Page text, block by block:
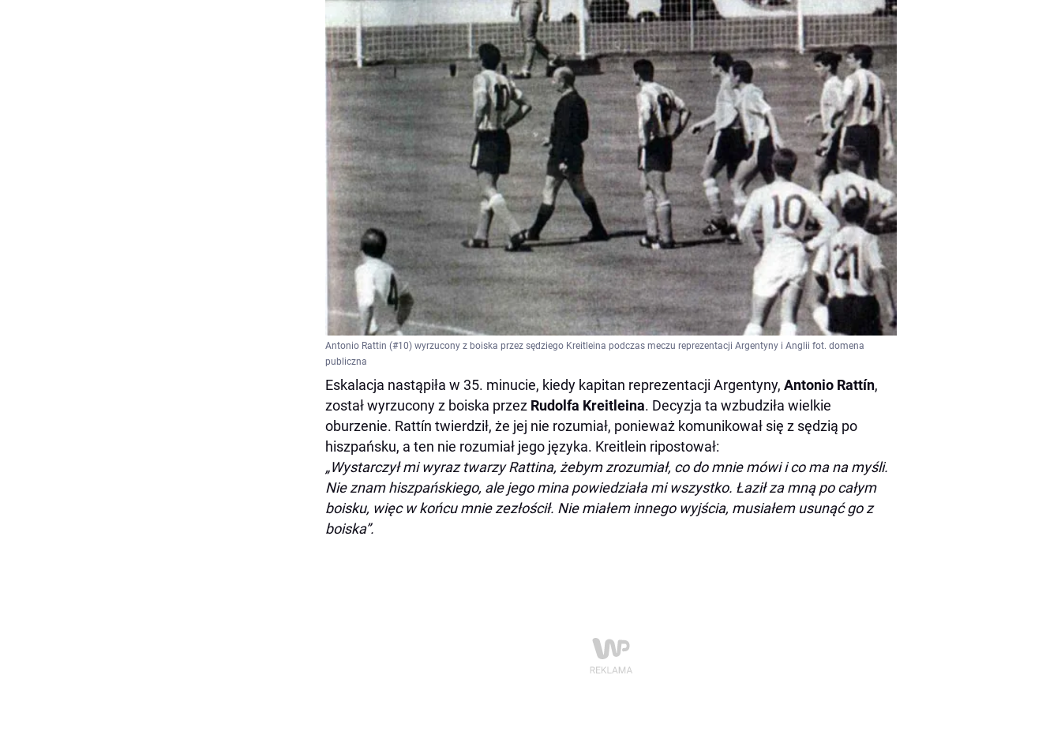
Antonio Rattin (#10) wyrzucony z boiska przez sędziego Kreitleina podczas meczu reprezentacji Argentyny i Anglii fot. domena
publiczna
Eskalacja nastąpiła w 35. minucie, kiedy kapitan reprezentacji Argentyny, Antonio Rattín,
został wyrzucony z boiska przez Rudolfa Kreitleina. Decyzja ta wzbudziła wielkie
oburzenie. Rattín twierdził, że jej nie rozumiał, ponieważ komunikował się z sędzią po
hiszpańsku, a ten nie rozumiał jego języka. Kreitlein ripostował:
„Wystarczył mi wyraz twarzy Rattina, żebym zrozumiał, co do mnie mówi i co ma na myśli.
Nie znam hiszpańskiego, ale jego mina powiedziała mi wszystko. Łaził za mną po całym
boisku, więc w końcu mnie zezłościł. Nie miałem innego wyjścia, musiałem usunąć go z
boiska”.